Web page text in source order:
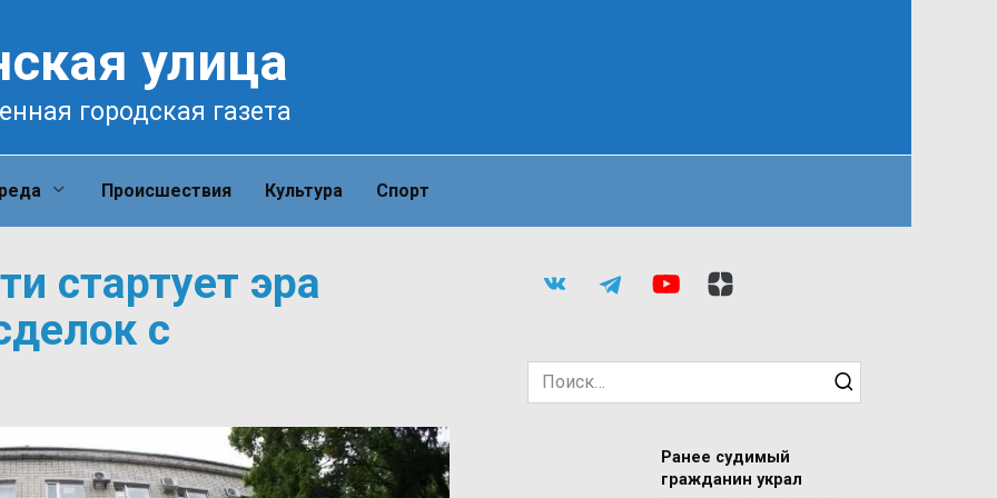
улица
городская газета
Происшествия Культура Спорт
стартует эра
с
Search
for:
Ранее судимый
гражданин украл